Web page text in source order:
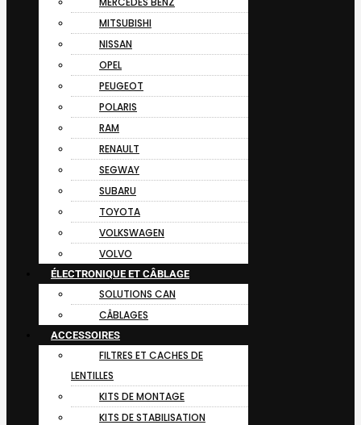
MITSUBISHI
NISSAN
OPEL
PEUGEOT
POLARIS
RAM
RENAULT
SEGWAY
SUBARU
TOYOTA
VOLKSWAGEN
VOLVO
ÉLECTRONIQUE ET CÂBLAGE
SOLUTIONS CAN
CÂBLAGES
ACCESSOIRES
FILTRES ET CACHES DE
LENTILLES
KITS DE MONTAGE
KITS DE STABILISATION